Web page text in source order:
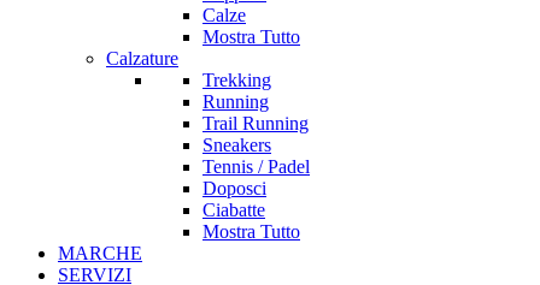
Calze
Mostra Tutto
Calzature
Trekking
Running
Trail Running
Sneakers
Tennis / Padel
Doposci
Ciabatte
Mostra Tutto
MARCHE
SERVIZI